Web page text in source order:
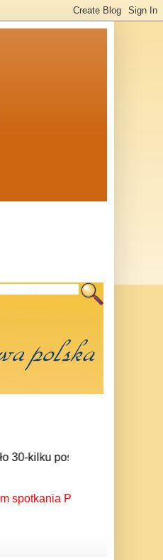
posłów
Polonii z całego